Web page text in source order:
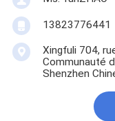
13823776441
Xingfuli 704,
Communauté
Shenzhen